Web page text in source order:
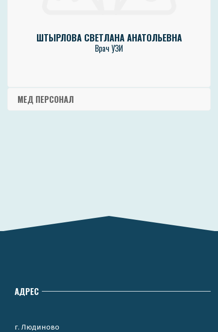
ШТЫРЛОВА СВЕТЛАНА АНАТОЛЬЕВНА
Врач УЗИ
МЕД ПЕРСОНАЛ
АДРЕС
г. Людиново